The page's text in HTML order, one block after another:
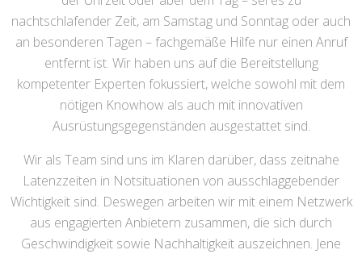
nachtschlafender Zeit, am Samstag und Sonntag oder auch
an besonderen Tagen – fachgemäße Hilfe nur einen Anruf
entfernt ist. Wir haben uns auf die Bereitstellung
kompetenter Experten fokussiert, welche sowohl mit dem
nötigen Knowhow als auch mit innovativen
Ausrüstungsgegenständen ausgestattet sind.
Wir als Team sind uns im Klaren darüber, dass zeitnahe
Latenzzeiten in Notsituationen von ausschlaggebender
Wichtigkeit sind. Deswegen arbeiten wir mit einem Netzwerk
aus engagierten Anbietern zusammen, die sich durch
Geschwindigkeit sowie Nachhaltigkeit auszeichnen. Jene